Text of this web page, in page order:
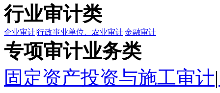
行业审计类
企业审计|行政事业单位、农业审计|金融审计
专项审计业务类
固定资产投资与施工审计|